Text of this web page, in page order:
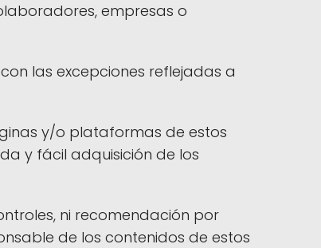
empresas o
las excepciones reflejadas a
y/o plataformas de estos
y fácil adquisición de los
ni recomendación por
de los contenidos de estos